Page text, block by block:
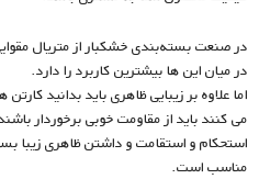
در صنعت بسته‌بندی خشکبار از متریال
در میان این ها بیشترین کاربرد را دارد.
اما علاوه بر زیبایی ظاهری باید بدانید
می کنند باید از مقاومت خوبی برخوردار
استحکام و استقامت و داشتن ظاهری زیبا
مناسب است.